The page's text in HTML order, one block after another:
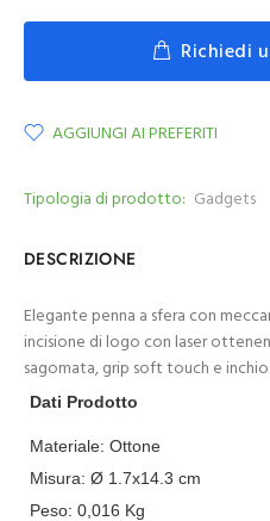
Richiedi
AGGIUNGI AI PREFERITI
Tipologia di prodotto: Gadgets
DESCRIZIONE
Elegante penna a sfera con
incisione di logo con laser
sagomata, grip soft touch e
Dati Prodotto
Materiale: Ottone
Misura: Ø 1.7x14.3 cm
Peso: 0,016 Kg